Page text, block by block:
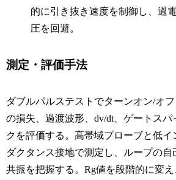
的に引き抜き速度を制御し、過電
圧を回避。
測定・評価手法
ダブルパルステストでターンオン/オフ
の損失、過渡波形、dv/dt、ゲートスパ
クを評価する。高帯域プローブと低イ
ダクタンス接地で測定し、ループの自
共振を把握する。Rg値を段階的に変え